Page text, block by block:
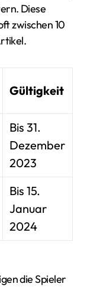
Diese
zwischen 10
Gültigkeit
Bis 31.
Dezember
2023
Bis 15.
Januar
2024
die Spieler